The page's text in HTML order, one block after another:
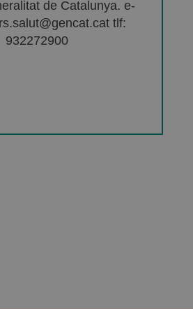
de Catalunya. e-
tlf:
932272900